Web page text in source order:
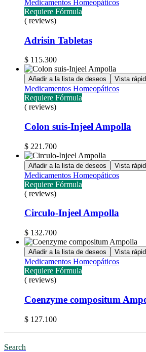
Medicamentos Homeopáticos
Requiere Fórmula
( reviews)
Adrisin Tabletas
$ 115.300
Añadir a la lista de deseos Vista
Medicamentos Homeopáticos
Requiere Fórmula
( reviews)
Colon suis-Injeel Ampolla
$ 221.700
Añadir a la lista de deseos Vista
Medicamentos Homeopáticos
Requiere Fórmula
( reviews)
Circulo-Injeel Ampolla
$ 132.700
Añadir a la lista de deseos Vista
Medicamentos Homeopáticos
Requiere Fórmula
( reviews)
Coenzyme compositum
$ 127.100
Search